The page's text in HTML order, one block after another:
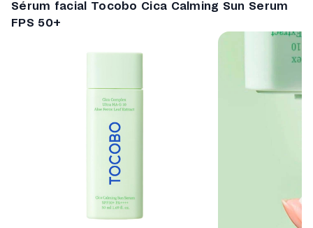
Sérum facial Tocobo Cica Calming Sun Serum
FPS 50+